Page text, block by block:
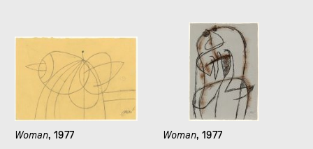
Woman, 1977 Woman, 1977